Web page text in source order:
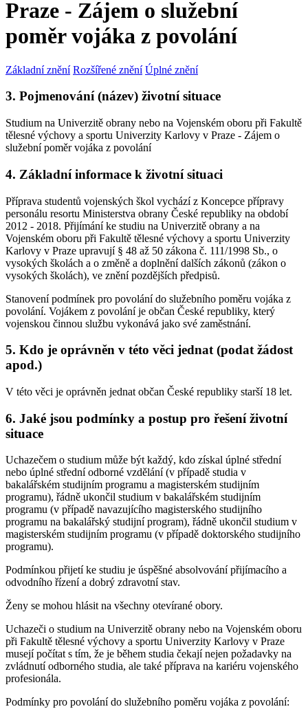
Praze - Zájem o služební
poměr vojáka z povolání
Základní znění Rozšířené znění Úplné znění
3. Pojmenování (název) životní situace
Studium na Univerzitě obrany nebo na Vojenském oboru při Fakultě
tělesné výchovy a sportu Univerzity Karlovy v Praze - Zájem o
služební poměr vojáka z povolání
4. Základní informace k životní situaci
Příprava studentů vojenských škol vychází z Koncepce přípravy
personálu resortu Ministerstva obrany České republiky na období
2012 - 2018. Přijímání ke studiu na Univerzitě obrany a na
Vojenském oboru při Fakultě tělesné výchovy a sportu Univerzity
Karlovy v Praze upravují § 48 až 50 zákona č. 111/1998 Sb., o
vysokých školách a o změně a doplnění dalších zákonů (zákon o
vysokých školách), ve znění pozdějších předpisů.
Stanovení podmínek pro povolání do služebního poměru vojáka z
povolání. Vojákem z povolání je občan České republiky, který
vojenskou činnou službu vykonává jako své zaměstnání.
5. Kdo je oprávněn v této věci jednat (podat žádost
apod.)
V této věci je oprávněn jednat občan České republiky starší 18 let.
6. Jaké jsou podmínky a postup pro řešení životní
situace
Uchazečem o studium může být každý, kdo získal úplné střední
nebo úplné střední odborné vzdělání (v případě studia v
bakalářském studijním programu a magisterském studijním
programu), řádně ukončil studium v bakalářském studijním
programu (v případě navazujícího magisterského studijního
programu na bakalářský studijní program), řádně ukončil studium v
magisterském studijním programu (v případě doktorského studijního
programu).
Podmínkou přijetí ke studiu je úspěšné absolvování přijímacího a
odvodního řízení a dobrý zdravotní stav.
Ženy se mohou hlásit na všechny otevírané obory.
Uchazeči o studium na Univerzitě obrany nebo na Vojenském oboru
při Fakultě tělesné výchovy a sportu Univerzity Karlovy v Praze
musejí počítat s tím, že je během studia čekají nejen požadavky na
zvládnutí odborného studia, ale také příprava na kariéru vojenského
profesionála.
Podmínky pro povolání do služebního poměru vojáka z povolání: